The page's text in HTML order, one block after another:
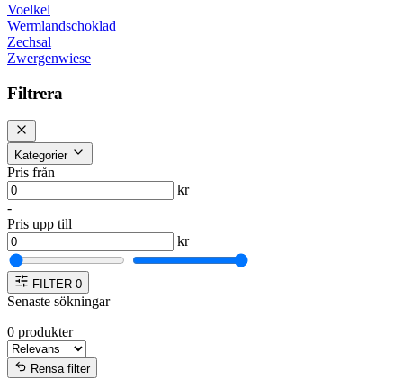
Voelkel
Wermlandschoklad
Zechsal
Zwergenwiese
Filtrera
Kategorier
Pris från
kr
-
Pris upp till
kr
FILTER 0
Senaste sökningar
0 produkter
Rensa filter